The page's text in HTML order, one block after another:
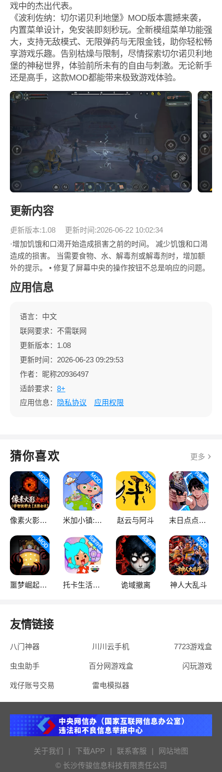
戏中的杰出代表。
《波利佐纳：切尔诺贝利地堡》MOD版本震撼来袭，
内置菜单设计，免安装即刻秒玩。全新模组菜单功能强
大，支持无敌模式、无限弹药与无限金钱，助你轻松畅
享游戏乐趣。告别枯燥与限制，尽情探索切尔诺贝利地
堡的神秘世界，体验前所未有的自由与刺激。无论新手
还是高手，这款MOD都能带来极致游戏体验。
更新内容
更新版本:1.08
更新时间:2026-06-22 10:02:34
·增加饥饿和口渴开始造成损害之前的时间。 减少饥饿和口渴
造成的损害。 当需要食物、水、解毒剂或解毒剂时，增加额
外的提示。 • 修复了屏幕中央的操作按钮不总是响应的问题。
应用信息
语言：中文
联网要求：不需联网
更新版本：1.08
更新时间：2026-06-23 09:29:53
作者：昵称20936497
适龄要求： 8+
应用信息：
隐私协议 应用权限
猜你喜欢 更多
像素火影次世代 米加小镇:世界 赵云与阿斗 末日点点（辅助菜单）
噩梦崛起：生存 托卡生活：世界 诡域撤离 神人大乱斗
友情链接
八门神器 川川云手机 7723游戏盒
虫虫助手 百分网游戏盒 闪玩游戏
戏仔账号交易 雷电模拟器
关于我们 | 下载APP | 联系客服 |
网站地图
© 长沙传骏信息科技有限责任公司